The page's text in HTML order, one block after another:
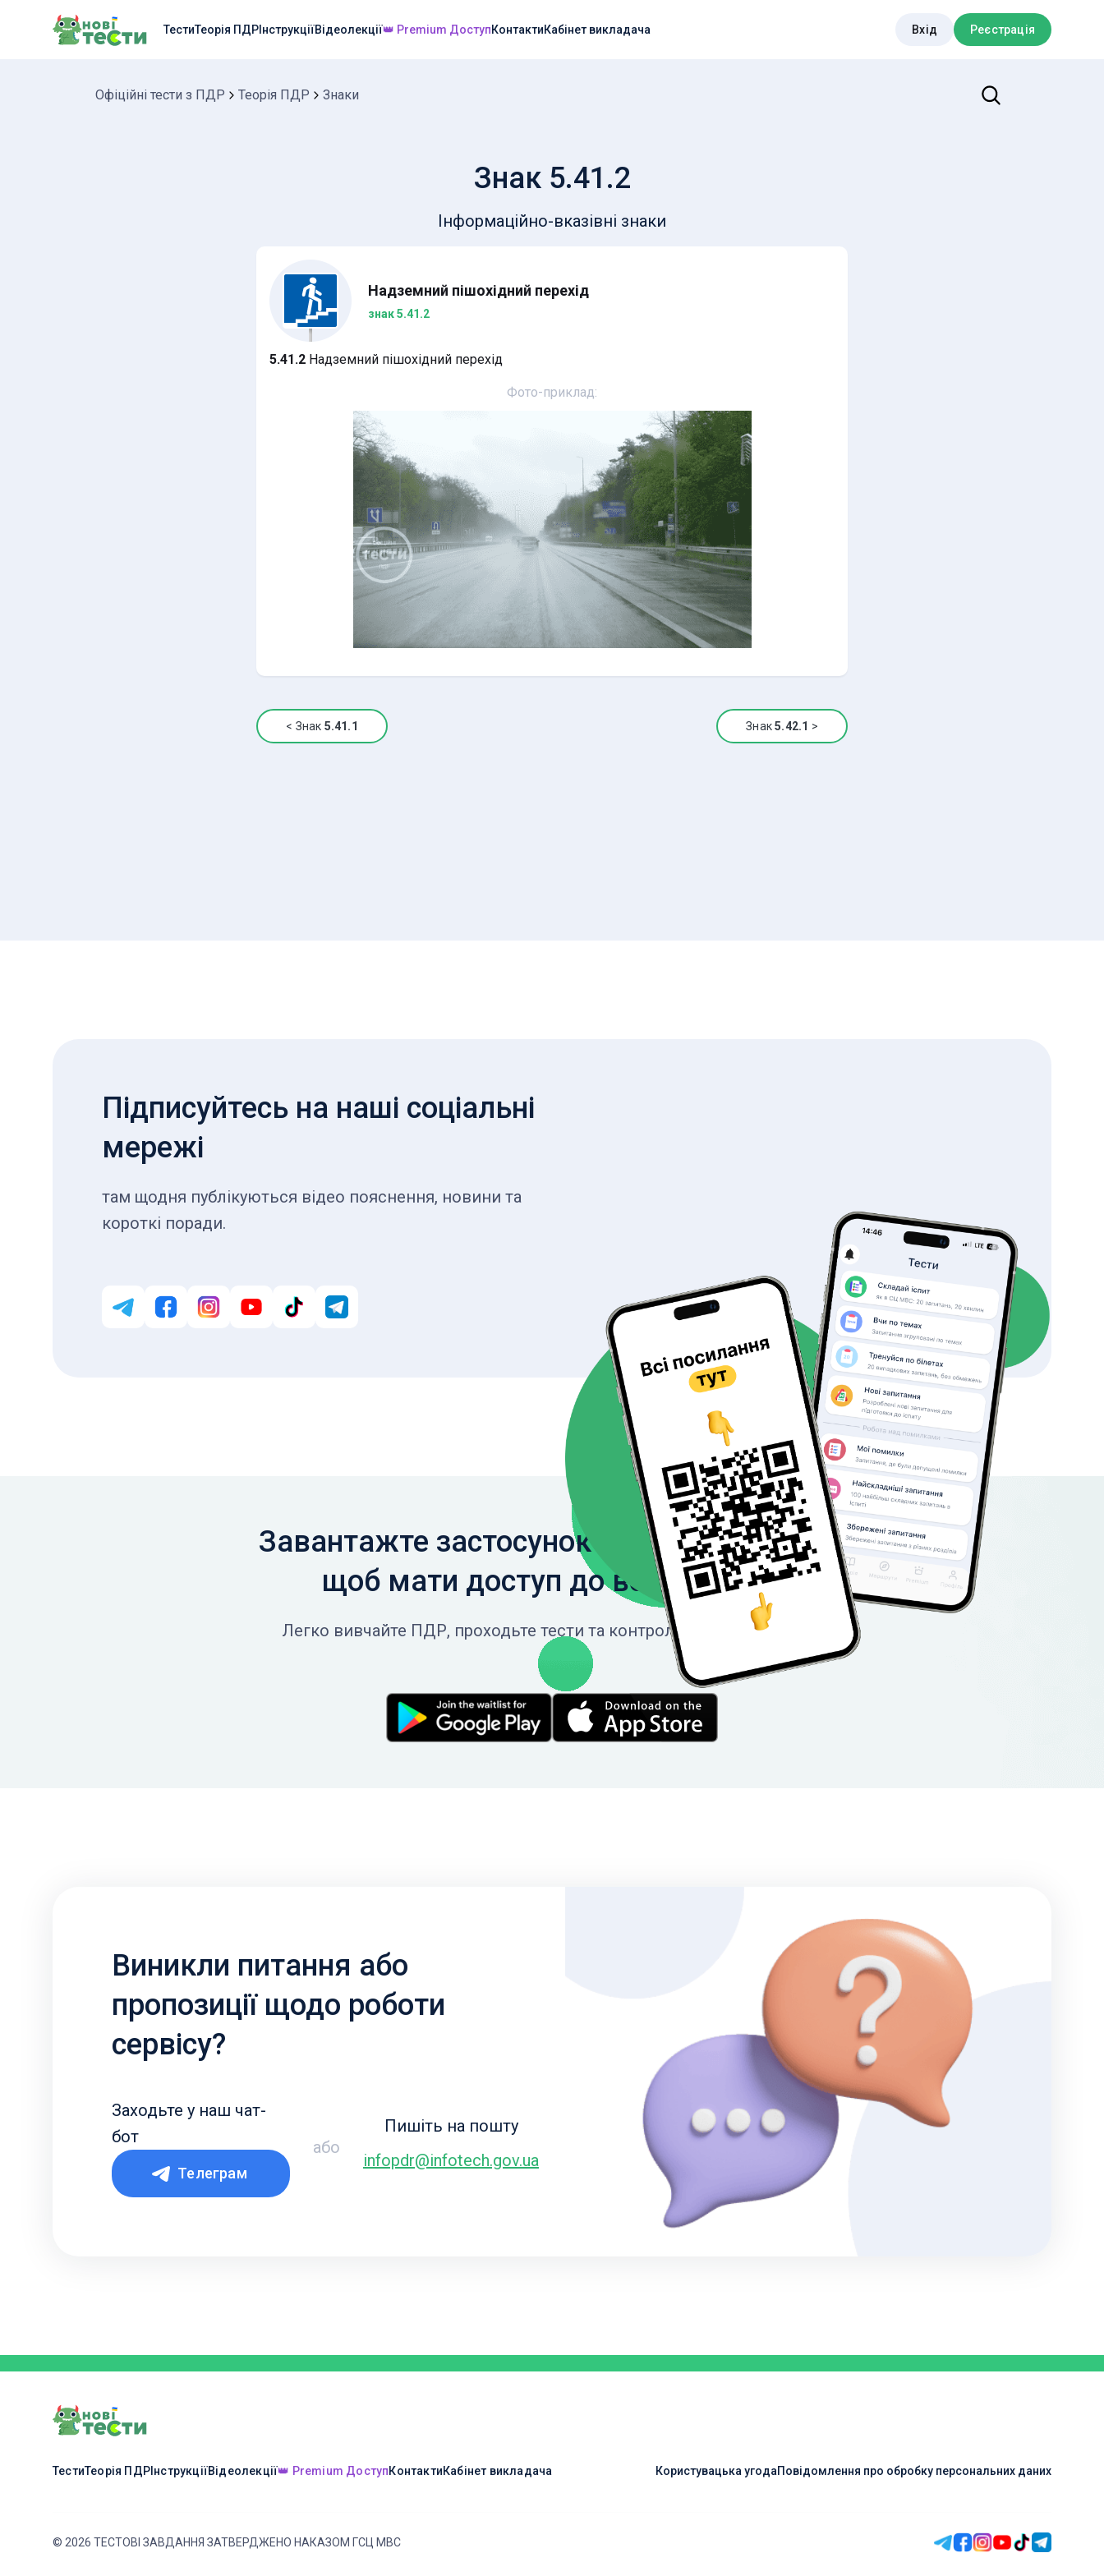
ТестиТеорія ПДР ІнструкціїВідеолекції👑 Premium ДоступКонтактиКабінет викладача Вхід Реєстрація
Офіційні тести з ПДР Теорія ПДР Знаки
Пошук
Знак 5.41.2
Інформаційно-вказівні знаки
Надземний пішохідний перехід
знак 5.41.2
5.41.2 Надземний пішохідний перехід
Фото-приклад:
< Знак 5.41.1 Знак5.42.1 >
Підписуйтесь на наші соціальні
мережі
там щодня публікуються відео пояснення, новини та
короткі поради.
Завантажте застосунок на свій смартфон,
щоб мати доступ до всіх функцій
Легко вивчайте ПДР, проходьте тести та контролюйте свій прогрес.
Виникли питання або
пропозиції щодо роботи
сервісу?
Заходьте у наш чат-
бот
Телеграм
або
Пишіть на пошту
infopdr@infotech.gov.ua
ТестиТеорія ПДР ІнструкціїВідеолекції👑 Premium ДоступКонтактиКабінет викладача Користувацька угодаПовідомлення про обробку персональних даних
© 2026 ТЕСТОВІ ЗАВДАННЯ ЗАТВЕРДЖЕНО НАКАЗОМ ГСЦ МВС